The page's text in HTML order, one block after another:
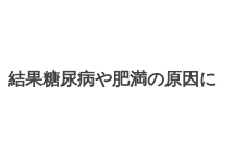
果糖尿病や肥満の原因に